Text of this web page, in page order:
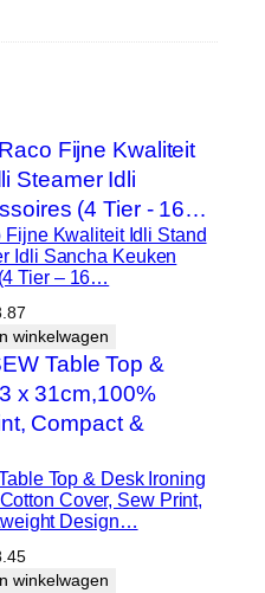
Kwaliteit Idli Stand
Idli Sancha Keuken
Tier – 16…
winkelwagen
Top & Desk Ironing
Cover, Sew Print,
Design…
winkelwagen